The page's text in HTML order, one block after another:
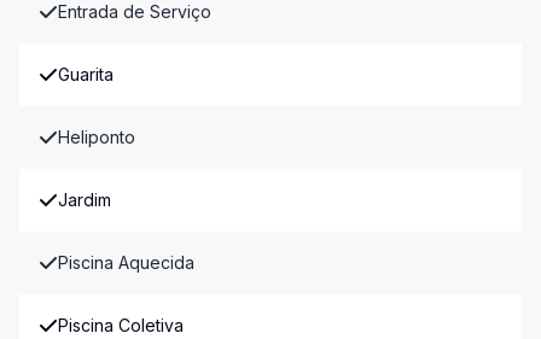
Entrada de Serviço
Guarita
Heliponto
Jardim
Piscina Aquecida
Piscina Coletiva